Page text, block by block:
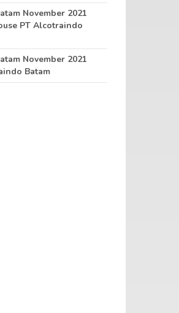
November 2021
PT Alcotraindo
November 2021
Batam